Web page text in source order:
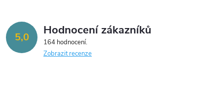
ů
ů
d
a
5,0 Hodnocení zákazníků
164 hodnocení
Zobrazit recenze